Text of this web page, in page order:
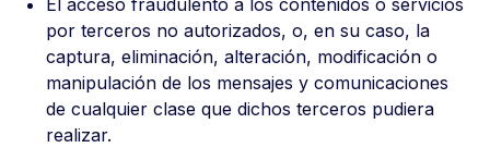
El acceso fraudulento a los contenidos o servicios
por terceros no autorizados, o, en su caso, la
captura, eliminación, alteración, modificación o
manipulación de los mensajes y comunicaciones
de cualquier clase que dichos terceros pudiera
realizar.